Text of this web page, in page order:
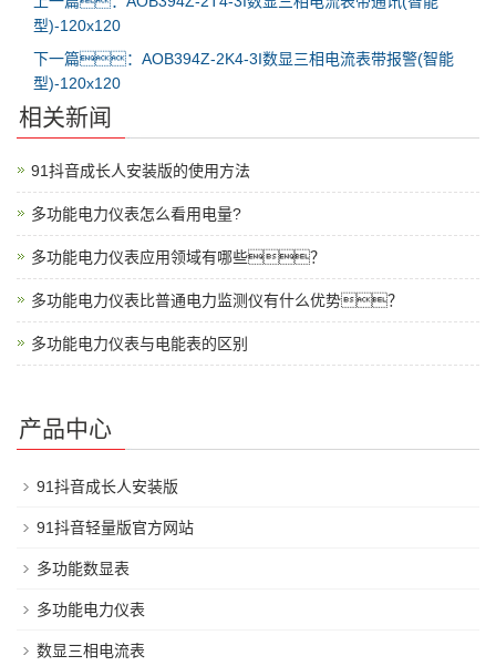
型)-120x120
下一篇：AOB394Z-2K4-3I数显三相电流表带报警(智能
型)-120x120
相关新闻
91抖音成长人安装版的使用方法
多功能电力仪表怎么看用电量?
多功能电力仪表应用领域有哪些？
多功能电力仪表比普通电力监测仪有什么优势？
多功能电力仪表与电能表的区别
产品中心
91抖音成长人安装版
91抖音轻量版官方网站
多功能数显表
多功能电力仪表
数显三相电流表